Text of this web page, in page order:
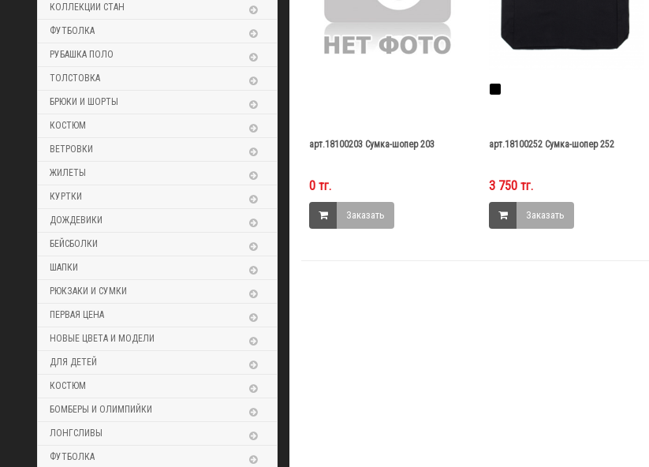
КОЛЛЕКЦИИ СТАН
ФУТБОЛКА
РУБАШКА ПОЛО
ТОЛСТОВКА
БРЮКИ И ШОРТЫ
КОСТЮМ
ВЕТРОВКИ
ЖИЛЕТЫ
КУРТКИ
ДОЖДЕВИКИ
БЕЙСБОЛКИ
ШАПКИ
РЮКЗАКИ И СУМКИ
ПЕРВАЯ ЦЕНА
НОВЫЕ ЦВЕТА И МОДЕЛИ
ДЛЯ ДЕТЕЙ
КОСТЮМ
БОМБЕРЫ И ОЛИМПИЙКИ
ЛОНГСЛИВЫ
ФУТБОЛКА
арт.18100203 Сумка-шопер 203
0 тг.
Заказать
арт.18100252 Сумка-шопер 252
3 750 тг.
Заказать